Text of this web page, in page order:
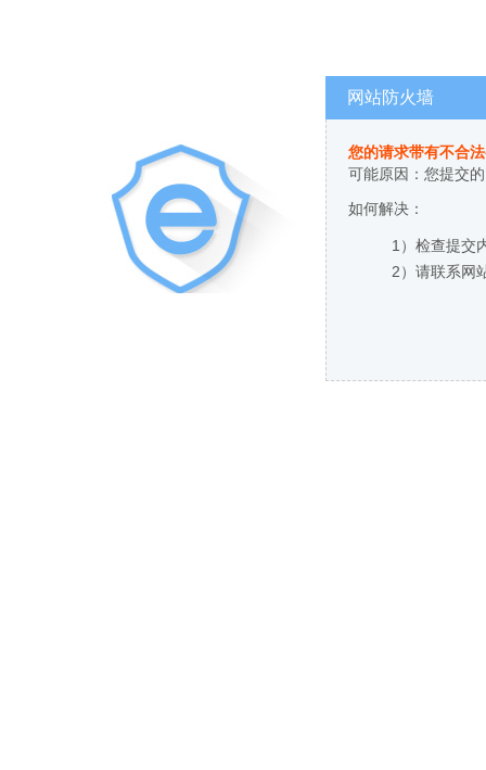
网站防火墙
您的请求带有不合
可能原因：您提交
如何解决：
1）检查提交
2）请联系网